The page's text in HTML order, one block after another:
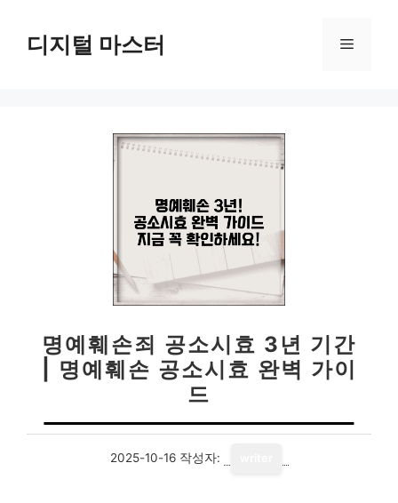
디지털 마스터 메
명예훼손죄 공소시효 3년 기간
| 명예훼손 공소시효 완벽 가이
드
2025-10-16 작성자: